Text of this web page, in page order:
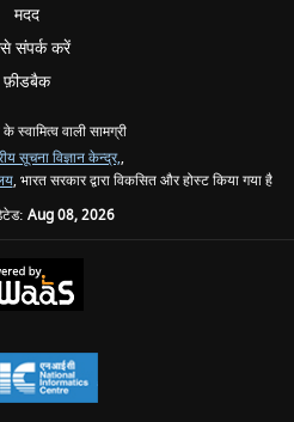
मदद
संपर्क करें
फ़ीडबैक
स्वामित्व वाली सामग्री
सूचना विज्ञान केन्द्र,,
, भारत सरकार द्वारा विकसित और होस्ट किया गया है
Aug 08, 2026